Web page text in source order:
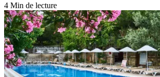
4 Min de lecture